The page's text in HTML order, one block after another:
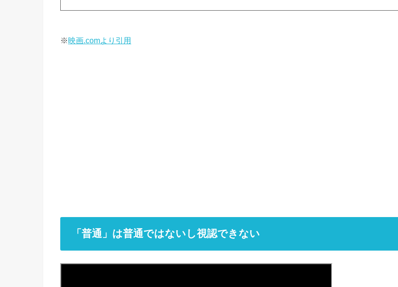
※映画.comより引用
「普通」は普通ではないし視認できない